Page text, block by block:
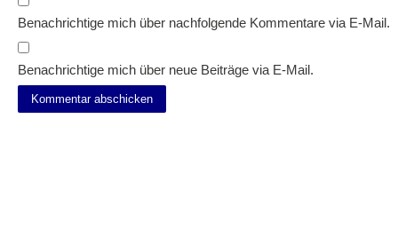
Benachrichtige mich über nachfolgende Kommentare via E-Mail.
Benachrichtige mich über neue Beiträge via E-Mail.